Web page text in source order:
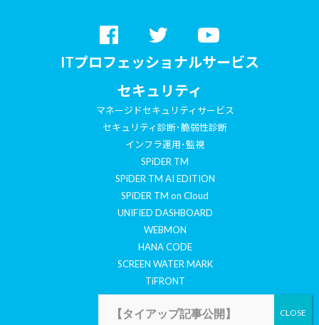
ITプロフェッショナルサービス
セキュリティ
マネージドセキュリティサービス
セキュリティ診断･脆弱性診断
インフラ運用･監視
SPiDER TM
SPiDER TM AI EDITION
SPiDER TM on Cloud
UNIFIED DASHBOARD
WEBMON
HANA CODE
SCREEN WATER MARK
TiFRONT
COYOTE
【タイアップ記事公開】